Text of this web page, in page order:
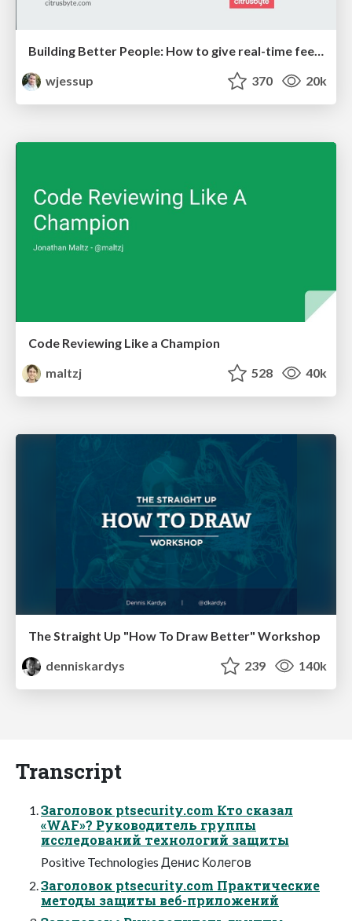
Building Better People: How to give real-time feedback that sticks.
wjessup
370 20k
Code Reviewing Like a Champion
maltzj
528 40k
The Straight Up "How To Draw Better" Workshop
denniskardys
239 140k
Transcript
Заголовок ptsecurity.com Кто сказал
«WAF»? Руководитель группы
исследований технологий защиты
Positive Technologies Денис Колегов
Заголовок ptsecurity.com Практические
методы защиты веб-приложений